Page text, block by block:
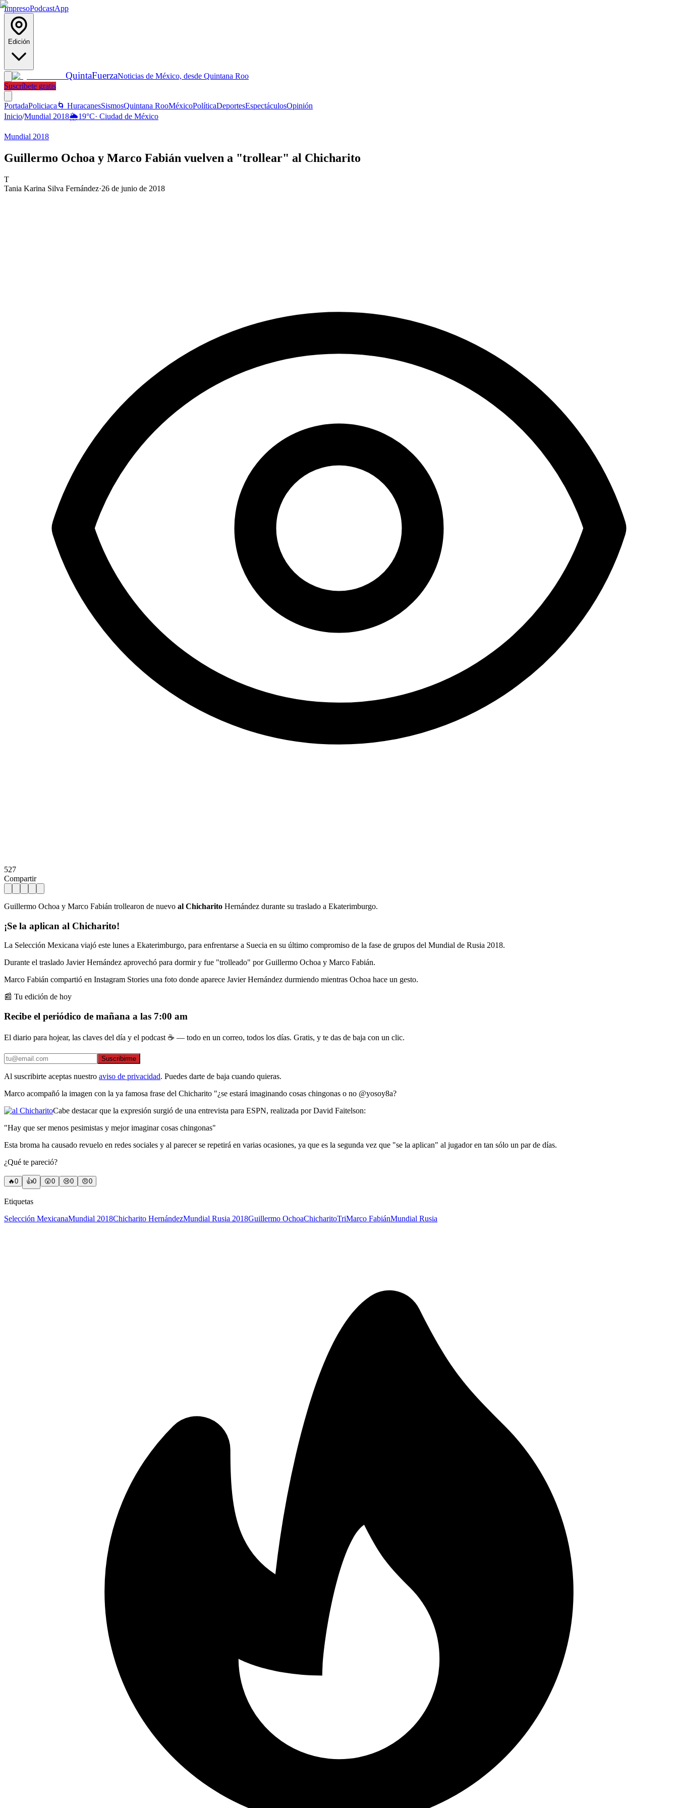
ImpresoPodcastApp
Edición
QuintaFuerzaNoticias de México, desde Quintana Roo
Suscríbete gratis
PortadaPoliciaca 🌀 HuracanesSismosQuintana RooMéxicoPolíticaDeportesEspectáculosOpinión
Inicio/Mundial 2018🌦️19°C· Ciudad de México
Mundial 2018
Guillermo Ochoa y Marco Fabián vuelven a "trollear" al Chicharito
T
Tania Karina Silva Fernández·26 de junio de 2018
527
Compartir
Guillermo Ochoa y Marco Fabián trollearon de nuevo al Chicharito Hernández durante su traslado a Ekaterimburgo.
¡Se la aplican al Chicharito!
La Selección Mexicana viajó este lunes a Ekaterimburgo, para enfrentarse a Suecia en su último compromiso de la fase de grupos del Mundial de Rusia 2018.
Durante el traslado Javier Hernández aprovechó para dormir y fue "trolleado" por Guillermo Ochoa y Marco Fabián.
Marco Fabián compartió en Instagram Stories una foto donde aparece Javier Hernández durmiendo mientras Ochoa hace un gesto.
📰 Tu edición de hoy
Recibe el periódico de mañana a las 7:00 am
El diario para hojear, las claves del día y el podcast ☕ — todo en un correo, todos los días. Gratis, y te das de baja con un clic.
Suscribirme
Al suscribirte aceptas nuestro aviso de privacidad. Puedes darte de baja cuando quieras.
Marco acompañó la imagen con la ya famosa frase del Chicharito "¿se estará imaginando cosas chingonas o no @yosoy8a?
Cabe destacar que la expresión surgió de una entrevista para ESPN, realizada por David Faitelson:
"Hay que ser menos pesimistas y mejor imaginar cosas chingonas"
Esta broma ha causado revuelo en redes sociales y al parecer se repetirá en varias ocasiones, ya que es la segunda vez que "se la aplican" al jugador en tan sólo un par de días.
¿Qué te pareció?
🔥0 👍0 😲0 😢0 😠0
Etiquetas
Selección MexicanaMundial 2018Chicharito HernándezMundial Rusia 2018Guillermo OchoaChicharitoTriMarco FabiánMundial Rusia